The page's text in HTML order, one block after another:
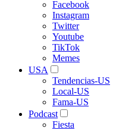
Facebook
Instagram
Twitter
Youtube
TikTok
Memes
USA
Tendencias-US
Local-US
Fama-US
Podcast
Fiesta